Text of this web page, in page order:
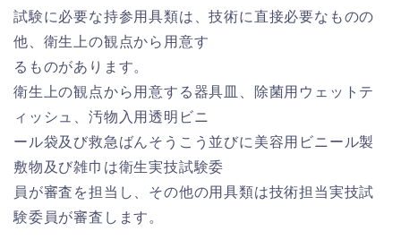
試験に必要な持参用具類は、技術に直接必要なものの
他、衛生上の観点から用意す
るものがあります。
衛生上の観点から用意する器具皿、除菌用ウェットテ
ィッシュ、汚物入用透明ビニ
ール袋及び救急ばんそうこう並びに美容用ビニール製
敷物及び雑巾は衛生実技試験委
員が審査を担当し、その他の用具類は技術担当実技試
験委員が審査します。